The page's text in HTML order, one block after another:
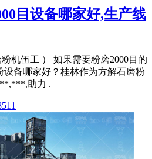
目设备哪家好,生产线
机伍工 ） 如果需要粉磨2000目的
设备哪家好？桂林作为方解石磨粉
助力 .